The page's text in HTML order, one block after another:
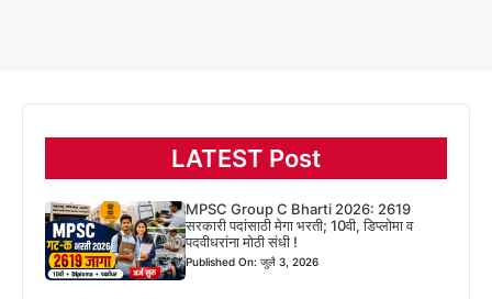
LATEST Post
MPSC Group C Bharti 2026: 2619
सरकारी पदांसाठी मेगा भरती; 10वी, डिप्लोमा व
पदवीधरांना मोठी संधी !
Published On: जुलै 3, 2026